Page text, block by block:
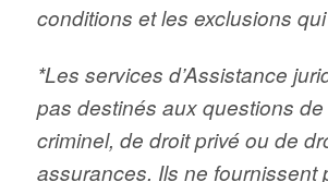
conditions et les exclusions qui
*Les services d’Assistance
pas destinés aux questions de
criminel, de droit privé ou de
assurances. Ils ne fournissent